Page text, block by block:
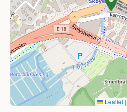
Leaflet |